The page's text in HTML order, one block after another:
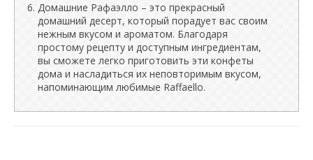
Домашние Рафаэлло – это прекрасный
домашний десерт, который порадует вас своим
нежным вкусом и ароматом. Благодаря
простому рецепту и доступным ингредиентам,
вы сможете легко приготовить эти конфеты
дома и насладиться их неповторимым вкусом,
напоминающим любимые Raffaello.